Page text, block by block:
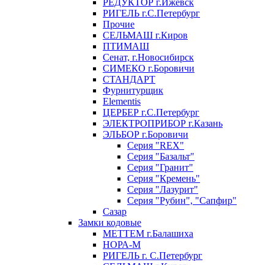
РЕДУКТОР г.Ижевск
РИГЕЛЬ г.С.Петербург
Прочие
СЕЛЬМАШ г.Киров
ПТИМАШ
Сенат, г.Новосибирск
СИМЕКО г.Боровичи
СТАНДАРТ
Фурнитурщик
Elementis
ЦЕРБЕР г.С.Петербург
ЭЛЕКТРОПРИБОР г.Казань
ЭЛЬБОР г.Боровичи
Серия "REX"
Серия "Базальт"
Серия "Гранит"
Серия "Кремень"
Серия "Лазурит"
Серия "Рубин", "Сапфир"
Сазар
Замки кодовые
МЕТТЕМ г.Балашиха
НОРА-М
РИГЕЛЬ г. С.Петербург